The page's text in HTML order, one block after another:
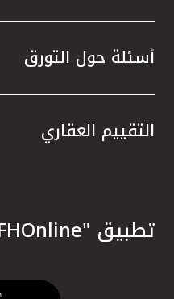
أسئلة حول التورق
التقييم العقاري
تطبيق "KFHOnline" للهواتف الذكية